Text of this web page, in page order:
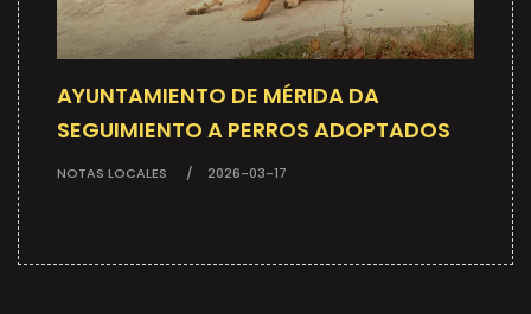
AYUNTAMIENTO DE MÉRIDA DA
SEGUIMIENTO A PERROS ADOPTADOS
NOTAS LOCALES 2026-03-17